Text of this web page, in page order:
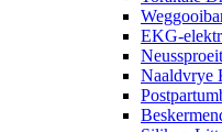
EKG-
Naaldvrye